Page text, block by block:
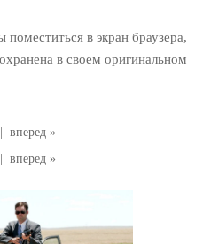
вперед »
вперед »
в экран браузера,
в своем оригинальном